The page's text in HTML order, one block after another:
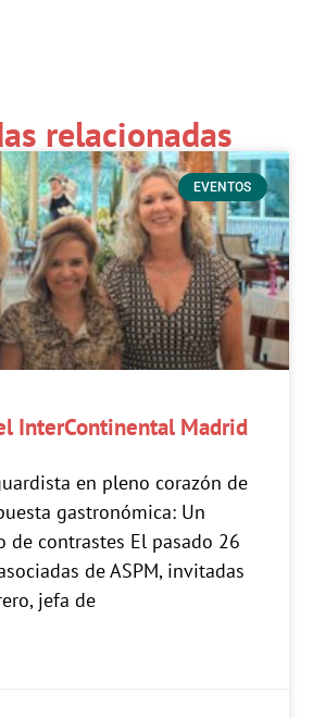
relacionadas
EVENTOS
InterContinental Madrid
en pleno corazón de
gastronómica: Un
de contrastes El pasado 26
de ASPM, invitadas
jefa de